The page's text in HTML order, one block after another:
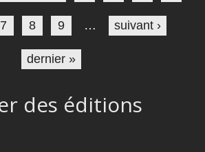
7 8 9 … suivant ›
dernier »
des éditions